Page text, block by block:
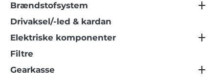
Brændstofsystem
Drivaksel/-led & kardan
Elektriske komponenter
Filtre
Gearkasse